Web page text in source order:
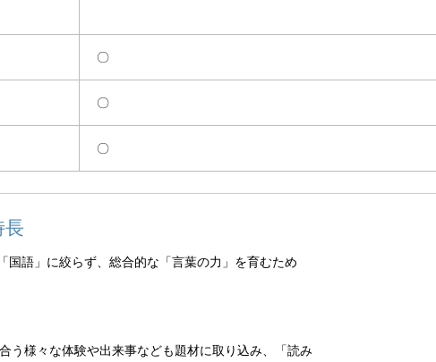
〇
〇
〇
長
国語」に絞らず、総合的な「言葉の力」を育むため
う様々な体験や出来事なども題材に取り込み、「読み